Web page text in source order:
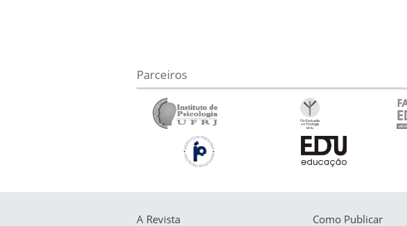
Parceiros
A Revista Como Publicar